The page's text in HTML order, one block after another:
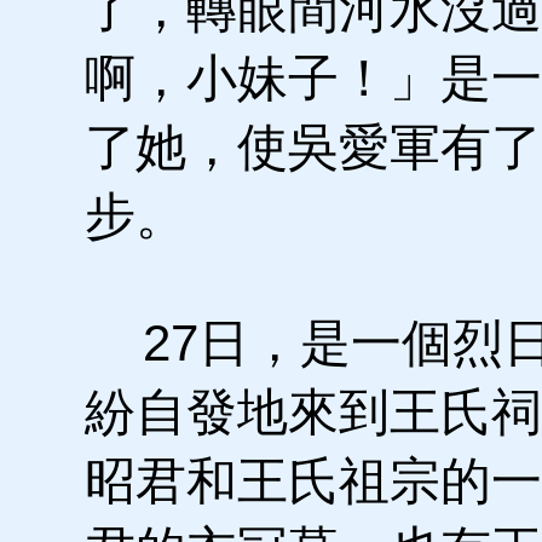
啊，小妹子！」是
了她，使吳愛軍有
步。
27日，是一個烈
紛自發地來到王氏
昭君和王氏祖宗的